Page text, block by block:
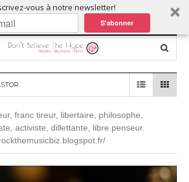
vous à notre newsletter!
S'abonner
franc tireur, libertaire, philosophe,
activiste, dillettante, libre penseur.